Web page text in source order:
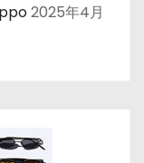
2025年4月